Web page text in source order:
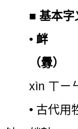
■基本字
•衅
（釁）
xìn ㄒㄧ
• 古代用